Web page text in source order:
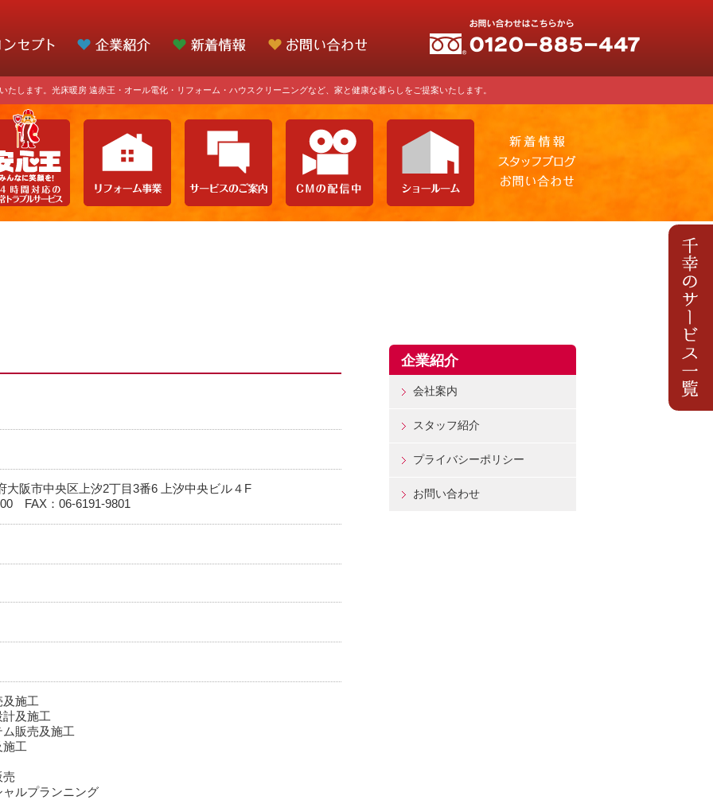
します。光床暖房 遠赤王・オール電化・リフォーム・ハウスクリーニングなど、家と健康な暮らしをご提案いたします。
大阪市中央区上汐2丁目3番6 上汐中央ビル４F
FAX：06-6191-9801
施工
及施工
販売及施工
施工
売
ルプランニング
企業紹介
会社案内
スタッフ紹介
プライバシーポリシー
お問い合わせ